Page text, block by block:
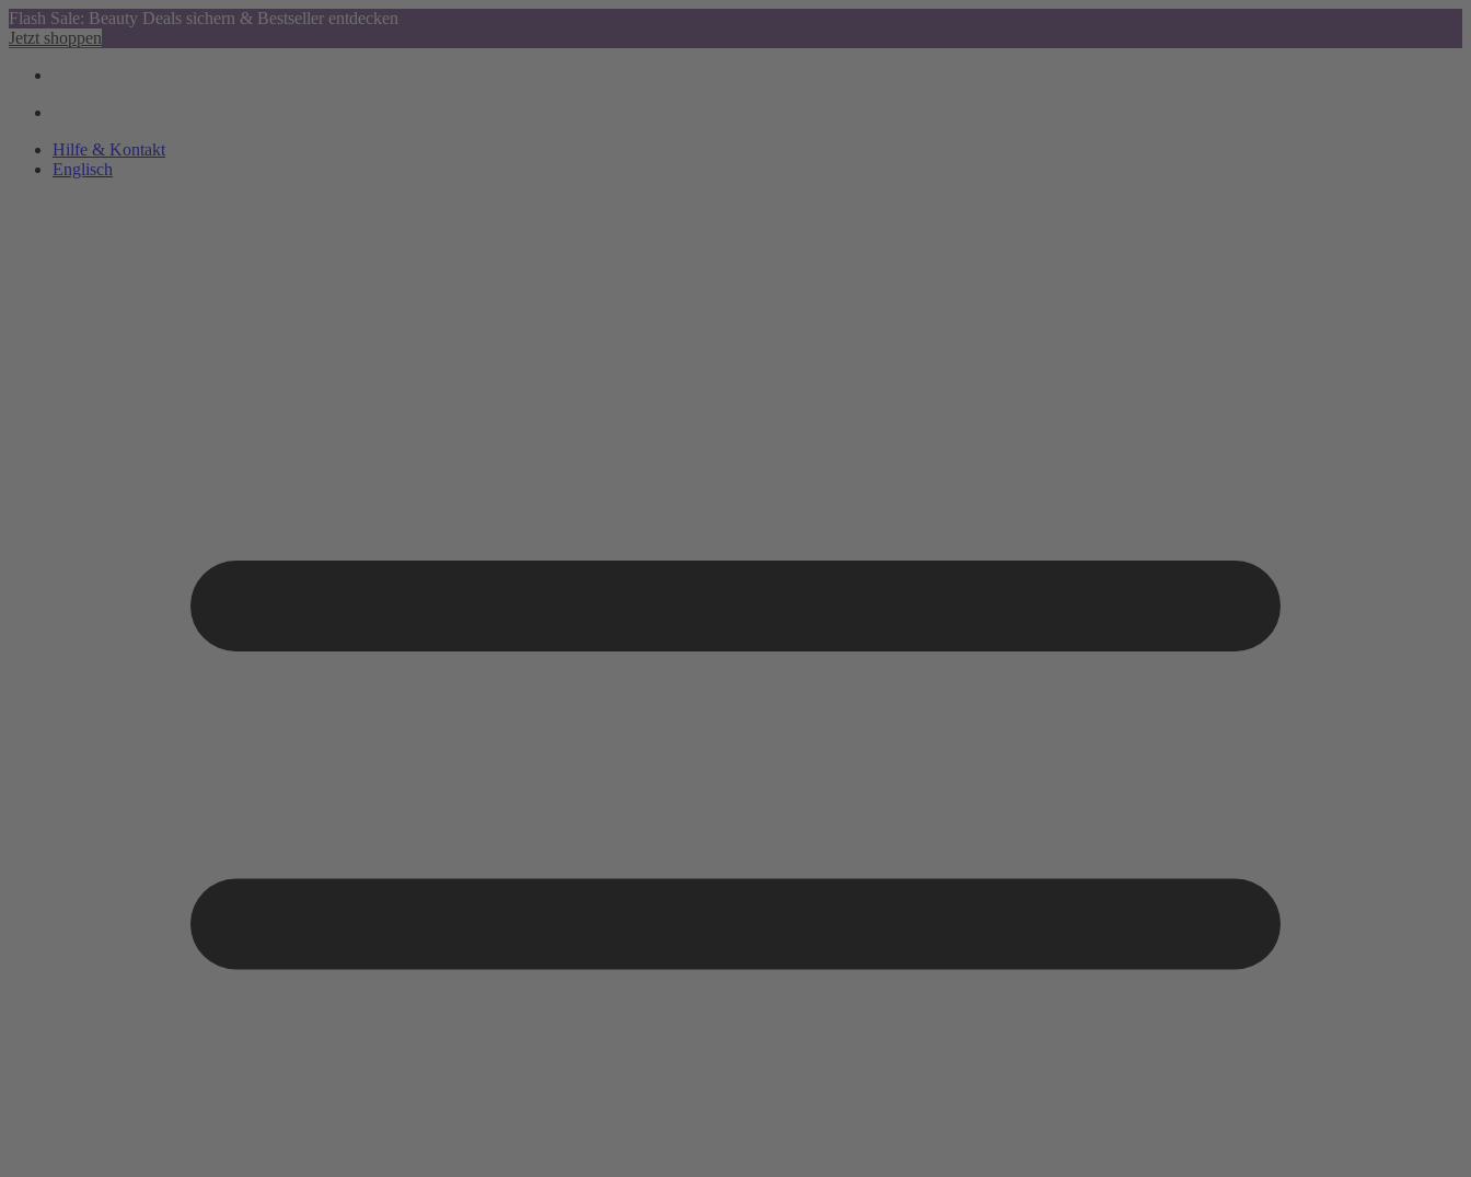
Flash Sale: Beauty Deals sichern & Bestseller entdecken
Jetzt shoppen
Hilfe & Kontakt
Englisch